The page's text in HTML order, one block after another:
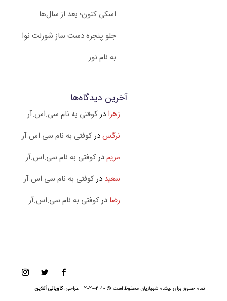
اسکی کنون؛ بعد از سال‌ها
جلو پنجره دست ساز شورلت نوا
به نام نور
آخرین دیدگاه‌ها
زهرا درکوفتی به نام سی.اس.آر
نرگسدرکوفتی به نام سی.اس.آر
مریمدرکوفتی به نام سی.اس.آر
سعید درکوفتی به نام سی.اس.آر
رضا درکوفتی به نام سی.اس.آر
تمام حقوق برای لیشام شهبازیان محفوظ است © 2010-2020 | طراحی: کاویانی آنلاین